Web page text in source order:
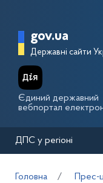
Головна
gov.ua
Державні сайти
Єдиний державний
вебпортал
ДПС у регіоні
Головна Прес-